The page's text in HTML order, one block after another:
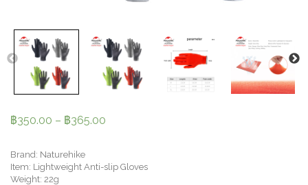
฿350.00 – ฿365.00
Brand: Naturehike
Item: Lightweight Anti-slip Gloves
Weight: 22g